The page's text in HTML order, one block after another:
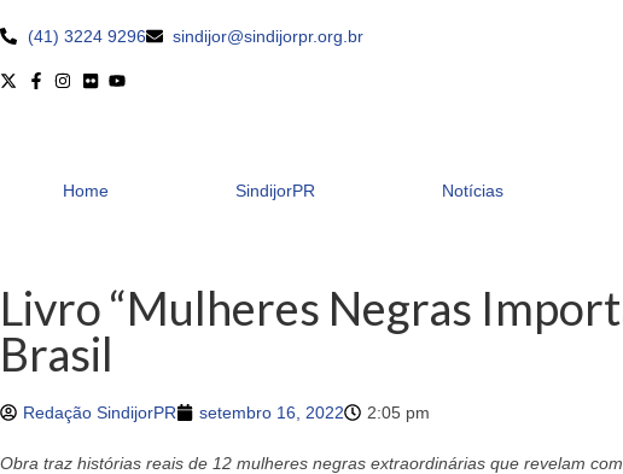
(41) 3224 9296 sindijor@sindijorpr.org.br
Home SindijorPR Notícias
Livro “Mulheres Negras
Brasil
Redação SindijorPR setembro 16, 2022 2:05 pm
Obra traz histórias reais de 12 mulheres negras extraordinárias que revelam